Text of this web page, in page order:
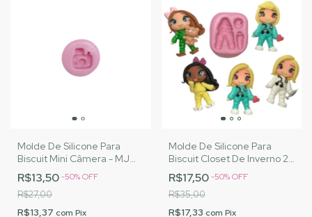
Molde De Silicone Para
Biscuit Mini Câmera - MJ
Artesanatos|Cód. 2253
R$13,50-50%OFF
R$27,00
R$13,37 com Pix
Molde De Silicone Para
Biscuit Closet De Inverno 2 -
MJ Artesanatos |Cód. 3087
R$17,50-50%OFF
R$35,00
R$17,33 com Pix